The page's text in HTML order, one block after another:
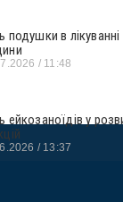
подушки в лікуванні
11:48
ейкозаноїдів у
13:37